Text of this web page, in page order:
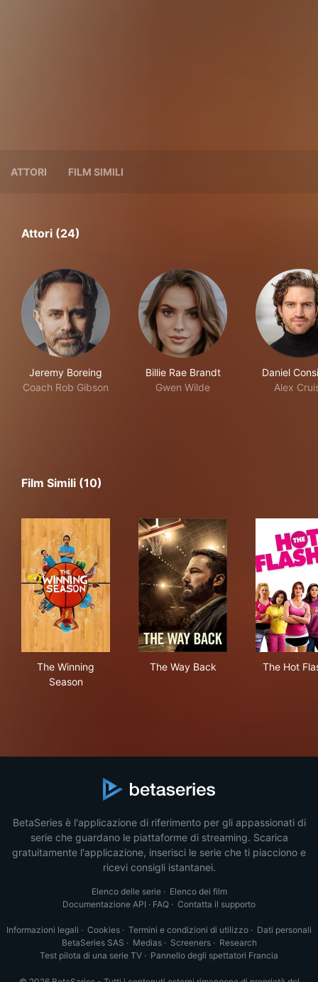
ATTORI FILM SIMILI
Attori (24)
Jeremy Boreing
Coach Rob Gibson
Billie Rae Brandt
Gwen Wilde
Daniel
Alex
Film Simili (10)
The Winning
Season
The Way Back The Hot
BetaSeries è l'applicazione di riferimento per gli appassionati di
serie che guardano le piattaforme di streaming. Scarica
gratuitamente l'applicazione, inserisci le serie che ti piacciono e
ricevi consigli istantanei.
Elenco delle serie· Elenco dei film
Documentazione API · FAQ · Contatta il supporto
Informazioni legali · Cookies · Termini e condizioni di utilizzo · Dati personali
BetaSeries SAS · Medias· Screeners· Research
Test pilota di una serie TV · Pannello degli spettatori Francia